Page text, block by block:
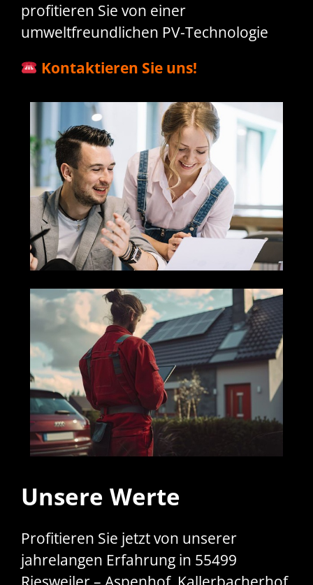
profitieren Sie von einer
umweltfreundlichen PV-Technologie
Kontaktieren Sie uns!
Unsere Werte
Profitieren Sie jetzt von unserer
jahrelangen Erfahrung in 55499